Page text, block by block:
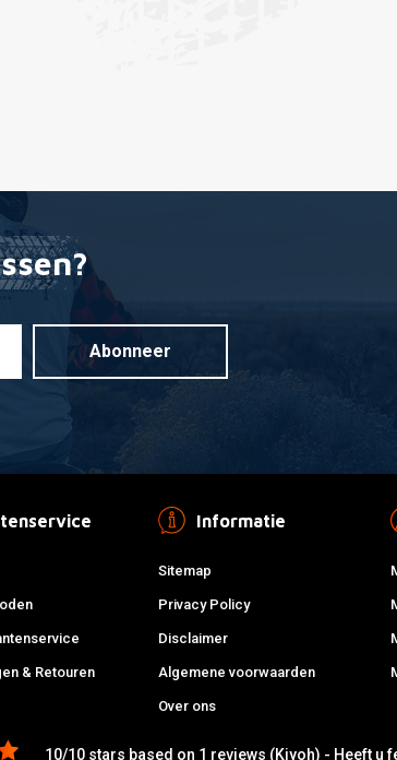
Abonneer
& Retouren
Informatie
Sitemap
Privacy Policy
Disclaimer
Algemene voorwaarden
Over ons
10/10 stars based on 1 reviews (Kiyoh) - Heeft u